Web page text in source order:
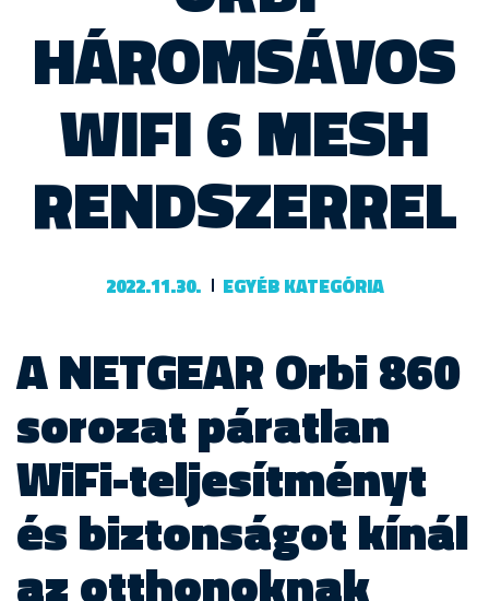
HÁROMSÁVOS
WIFI 6 MESH
RENDSZERREL
2022.11.30. EGYÉB KATEGÓRIA
A NETGEAR Orbi 860
sorozat páratlan
WiFi-teljesítményt
és biztonságot kínál
az otthonoknak